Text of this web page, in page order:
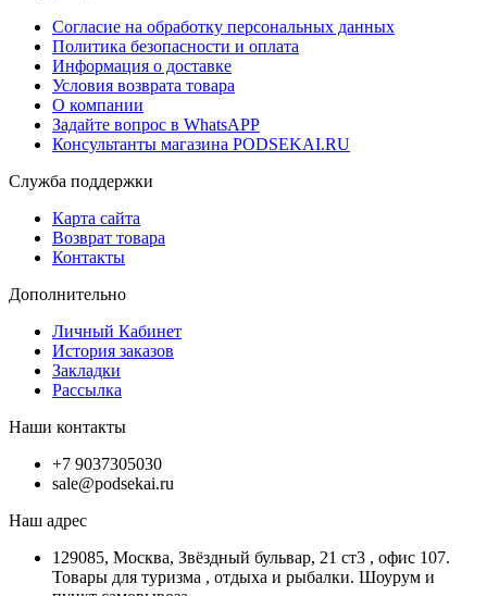
Согласие на обработку персональных данных
Политика безопасности и оплата
Информация о доставке
Условия возврата товара
О компании
Задайте вопрос в WhatsAPP
Консультанты магазина PODSEKAI.RU
Служба поддержки
Карта сайта
Возврат товара
Контакты
Дополнительно
Личный Кабинет
История заказов
Закладки
Рассылка
Наши контакты
+7 9037305030
sale@podsekai.ru
Наш адрес
129085, Москва, Звёздный бульвар, 21 ст3 , офис 107.
Товары для туризма , отдыха и рыбалки. Шоурум и